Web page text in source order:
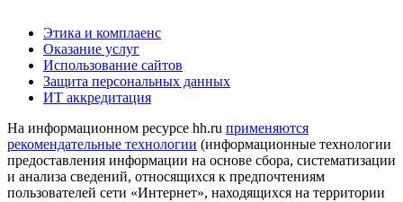
Этика и комплаенс
Оказание услуг
Использование сайтов
Защита персональных данных
ИТ аккредитация
На информационном ресурсе hh.ru применяются
рекомендательные технологии (информационные технологии
предоставления информации на основе сбора, систематизации
и анализа сведений, относящихся к предпочтениям
пользователей сети «Интернет», находящихся на территории